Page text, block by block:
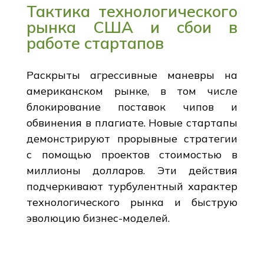
Тактика технологического
рынка США и сбои в
работе стартапов
Раскрыты агрессивные маневры на
американском рынке, в том числе
блокирование поставок чипов и
обвинения в плагиате. Новые стартапы
демонстрируют прорывные стратегии
с помощью проектов стоимостью в
миллионы долларов. Эти действия
подчеркивают турбулентный характер
технологического рынка и быструю
эволюцию бизнес-моделей.